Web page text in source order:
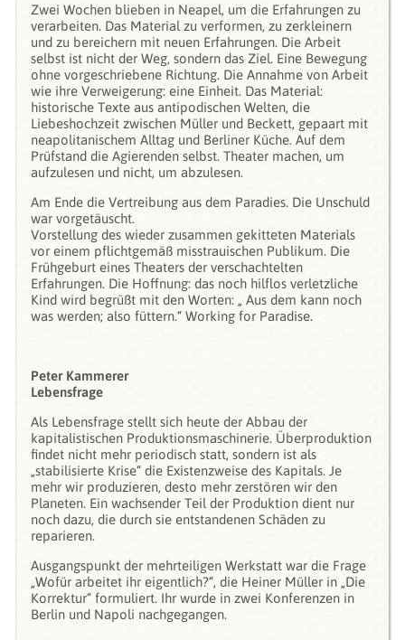
Zwei Wochen blieben in Neapel, um die Erfahrungen zu
verarbeiten. Das Material zu verformen, zu zerkleinern
und zu bereichern mit neuen Erfahrungen. Die Arbeit
selbst ist nicht der Weg, sondern das Ziel. Eine Bewegung
ohne vorgeschriebene Richtung. Die Annahme von Arbeit
wie ihre Verweigerung: eine Einheit. Das Material:
historische Texte aus antipodischen Welten, die
Liebeshochzeit zwischen Müller und Beckett, gepaart mit
neapolitanischem Alltag und Berliner Küche. Auf dem
Prüfstand die Agierenden selbst. Theater machen, um
aufzulesen und nicht, um abzulesen.
Am Ende die Vertreibung aus dem Paradies. Die Unschuld
war vorgetäuscht.
Vorstellung des wieder zusammen gekitteten Materials
vor einem pflichtgemäß misstrauischen Publikum. Die
Frühgeburt eines Theaters der verschachtelten
Erfahrungen. Die Hoffnung: das noch hilflos verletzliche
Kind wird begrüßt mit den Worten: „ Aus dem kann noch
was werden; also füttern.“ Working for Paradise.
Peter Kammerer
Lebensfrage
Als Lebensfrage stellt sich heute der Abbau der
kapitalistischen Produktionsmaschinerie. Überproduktion
findet nicht mehr periodisch statt, sondern ist als
„stabilisierte Krise“ die Existenzweise des Kapitals. Je
mehr wir produzieren, desto mehr zerstören wir den
Planeten. Ein wachsender Teil der Produktion dient nur
noch dazu, die durch sie entstandenen Schäden zu
reparieren.
Ausgangspunkt der mehrteiligen Werkstatt war die Frage
„Wofür arbeitet ihr eigentlich?“, die Heiner Müller in „Die
Korrektur“ formuliert. Ihr wurde in zwei Konferenzen in
Berlin und Napoli nachgegangen.